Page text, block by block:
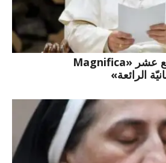
رسالة البابا لاون الرابع عشر «Magnifica